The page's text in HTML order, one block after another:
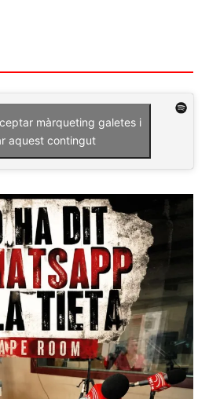
màrqueting galetes i
aquest contingut